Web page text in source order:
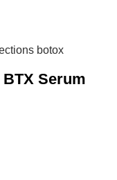
botox
Serum